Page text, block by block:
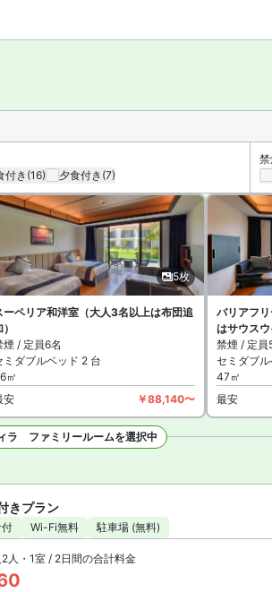
やプールサイドバーがあります。
があります。石垣島最大級のウォーターパ
ます。
付き (16) 夕食付き (7)
5枚
ーペリア和洋室（大人3名以上は布団追
煙 / 定員6名
ミダブルベッド 2 台
㎡
安
￥88,140〜
バリアフ
はサウス
禁煙 / 定員
セミダブ
47㎡
最安
ラ ファミリールームを選択中
きプラン
Wi-Fi無料 駐車場 (無料)
人・1室 / 2日間の合計料金